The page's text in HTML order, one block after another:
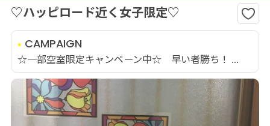
♡ハッピロード近く女子限定♡
CAMPAIGN
☆一部空室限定キャンペーン中☆ 早い者勝ち！ ...